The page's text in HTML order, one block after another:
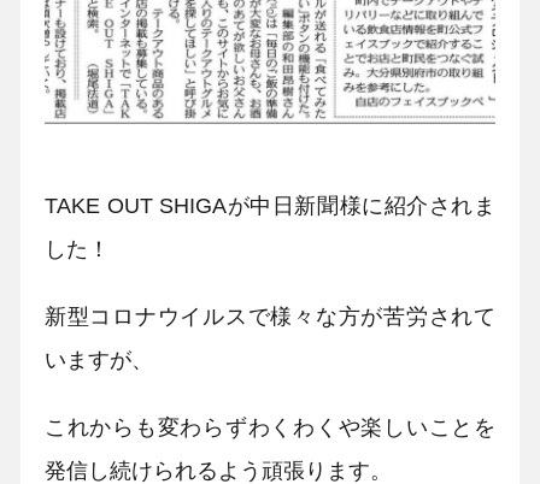
TAKE OUT SHIGAが中日新聞様に紹介されま
した！
新型コロナウイルスで様々な方が苦労されて
いますが、
これからも変わらずわくわくや楽しいことを
発信し続けられるよう頑張ります。